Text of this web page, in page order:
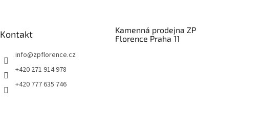
Kontakt
info@zpflorence.cz
+420 271 914 978
+420 777 635 746
Kamenná prodejna ZP
Florence Praha 11